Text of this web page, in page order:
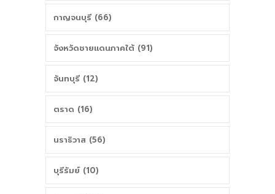
กาญจนบุรี (66)
จังหวัดชายแดนภาคใต้ (91)
จันทบุรี (12)
ตราด (16)
นราธิวาส (56)
บุรีรัมย์ (10)